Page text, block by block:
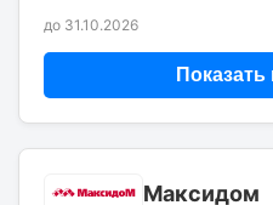
до 31.10.2026
Максидом